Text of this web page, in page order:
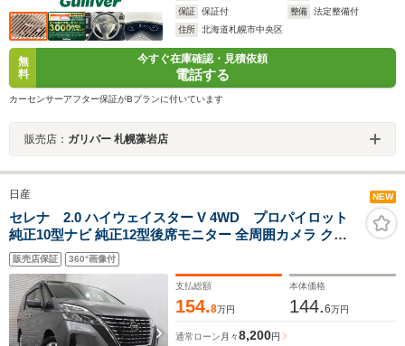
保証
保証付 整備
法定整備付
住所
北海道札幌市中央区
無
料
今すぐ在庫確認・見積依頼
電話する
カーセンサーアフター保証がBプランに付いています
販売店： ガリバー 札幌藻岩店
日産 NEW
セレナ 2.0 ハイウェイスター V 4WD プロパイロット
純正10型ナビ 純正12型後席モニター 全周囲カメラ クル
ーズコントロール 衝突軽減ブレーキ 両側電動スライドド
ア ハンズフリーオートスライドドア 純正エンジンスター
ター 純正15AW USB端子
販売店保証 360°画像付
支払総額
154.8万円
本体価格
144.6万円
通常ローン 月々8,200円